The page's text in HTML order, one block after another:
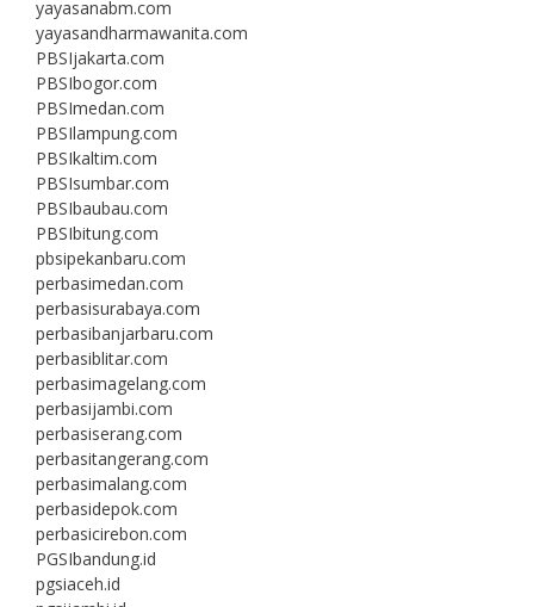
yayasanabm.com
yayasandharmawanita.com
PBSIjakarta.com
PBSIbogor.com
PBSImedan.com
PBSIlampung.com
PBSIkaltim.com
PBSIsumbar.com
PBSIbaubau.com
PBSIbitung.com
pbsipekanbaru.com
perbasimedan.com
perbasisurabaya.com
perbasibanjarbaru.com
perbasiblitar.com
perbasimagelang.com
perbasijambi.com
perbasiserang.com
perbasitangerang.com
perbasimalang.com
perbasidepok.com
perbasicirebon.com
PGSIbandung.id
pgsiaceh.id